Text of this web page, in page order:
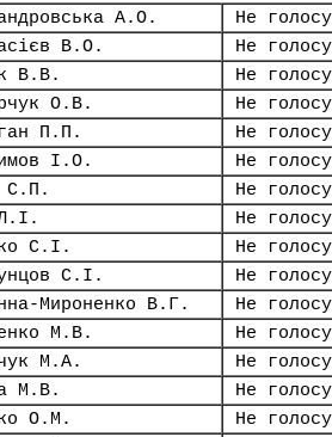
А.О.
Не
В.О.
Не
В.В.
Не
О.В.
Не
П.П.
Не
І.О.
Не
С.П.
Не
Не
С.І.
Не
С.І.
Не
Мироненко В.Г.
Не
М.В.
Не
М.А.
Не
М.В.
Не
О.М.
Не